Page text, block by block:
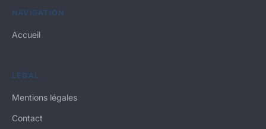
NAVIGATION
Accueil
LÉGAL
Mentions légales
Contact